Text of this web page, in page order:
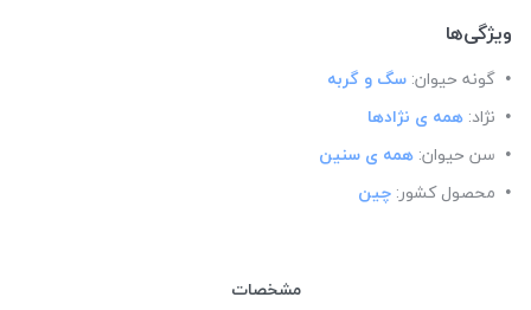
ویژگی‌ها
گونه حیوان: سگ و گربه
نژاد: همه ی نژادها
سن حیوان: همه ی سنین
محصول کشور: چین
مشخصات